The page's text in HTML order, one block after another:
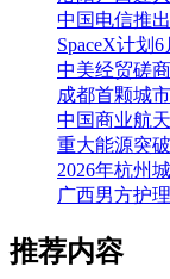
广西男方护
推荐内容